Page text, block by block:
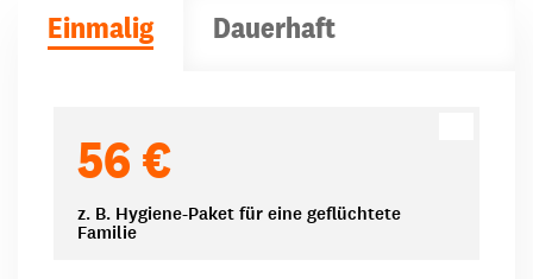
Einmalig Dauerhaft
56 €
z. B. Hygiene-Paket für eine geflüchtete
Familie